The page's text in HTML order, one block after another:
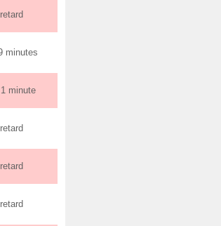
minutes
minute